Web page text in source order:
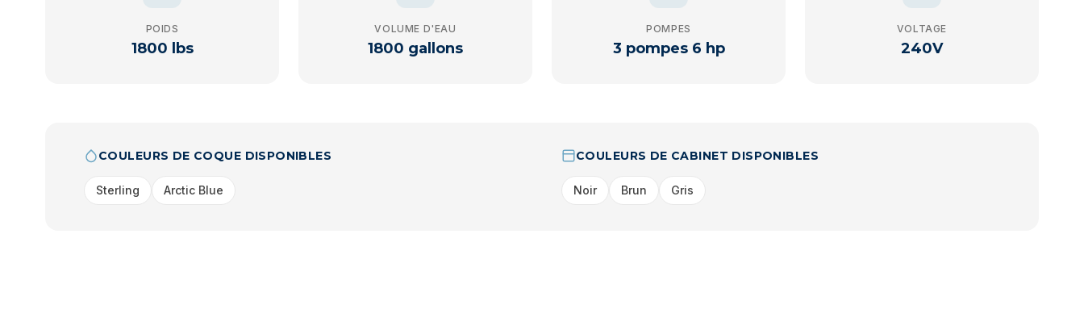
POIDS
1800 lbs
VOLUME D'EAU
1800 gallons
POMPES
3 pompes 6 hp
VOLTAGE
240V
COULEURS DE COQUE DISPONIBLES
Sterling Arctic Blue
COULEURS DE CABINET DISPONIBLES
Noir Brun Gris